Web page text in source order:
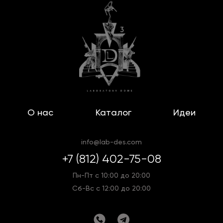
О нас Каталог Идеи
info@lab-des.com
+7 (812) 402-75-08
Пн-Пт с 10:00 до 20:00
Сб-Вс с 12:00 до 20:00